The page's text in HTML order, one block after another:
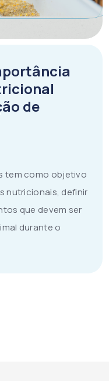
de
tem como objetivo
nutricionais, definir
que devem ser
durante o